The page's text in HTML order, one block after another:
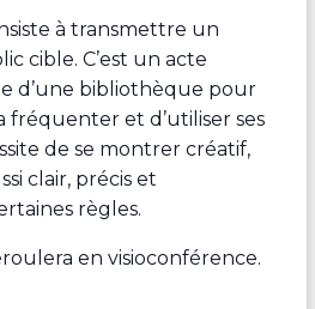
à transmettre un
cible. C’est un acte
d’une bibliothèque pour
fréquenter et d’utiliser ses
de se montrer créatif,
clair, précis et
règles.
en visioconférence.